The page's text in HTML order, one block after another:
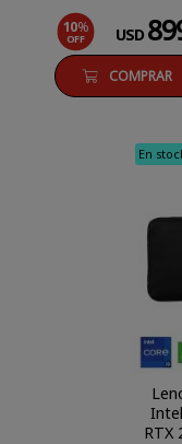
Windows 11 Pro
10%
OFF USD
COMPRAR
En
RTX